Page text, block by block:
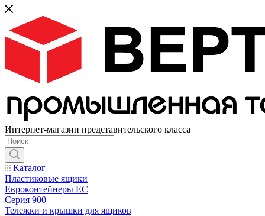
Интернет-магазин представительского класса
Каталог
Пластиковые ящики
Евроконтейнеры ЕС
Серия 900
Тележки и крышки для ящиков